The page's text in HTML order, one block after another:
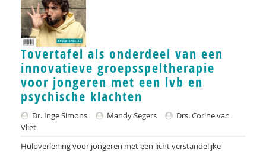
Maarten Faas
Riet Fiddelaers-Jaspers
Ruben Fukkink
Marie-José Geenen
Jessica Gort
Peter Gramberg
Tovertafel als onderdeel van een
innovatieve groepsspeltherapie
voor jongeren met een lvb en
psychische klachten
Dr. Inge Simons Mandy Segers
Drs. Corine van
Vliet
Hulpverlening voor jongeren met een licht verstandelijke